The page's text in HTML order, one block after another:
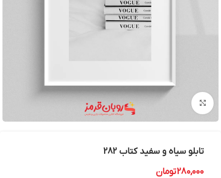
بزرگنمایی تصویر
تابلو سیاه و سفید کتاب 282
280,000تومان